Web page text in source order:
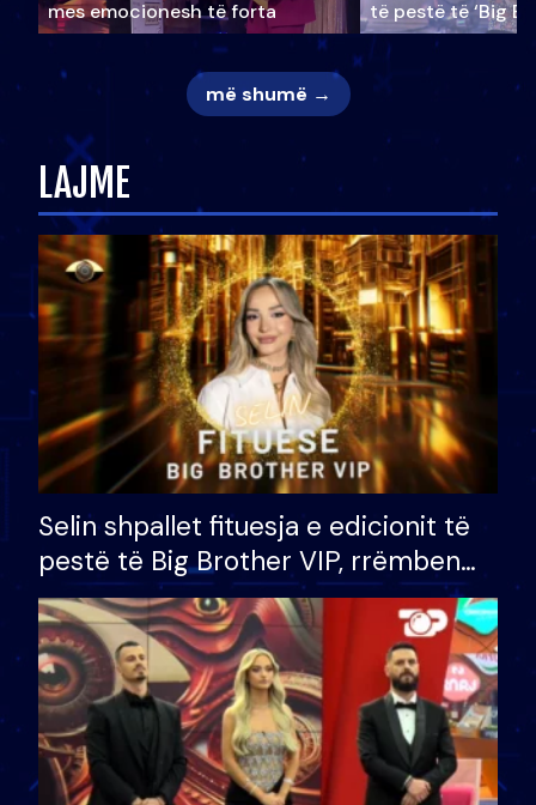
mes emocionesh të forta
të pestë të ‘Big
më shumë →
LAJME
Selin shpallet fituesja e edicionit të
pestë të Big Brother VIP, rrëmben
çmimin e madh prej 100 mijë eurosh